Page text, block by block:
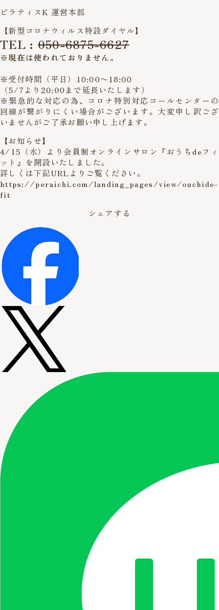
ピラティスK 運営本部
【新型コロナウィルス特設ダイヤル】
TEL :050-6875-6627
※現在は使われておりません。
※受付時間（平日）10:00〜18:00
（5/7より20:00まで延長いたします）
※緊急的な対応の為、コロナ特別対応コールセンターの
回線が繋がりにくい場合がございます。大変申し訳ござ
いませんがご了承お願い申し上げます。
【お知らせ】
4/15（水）より会員制オンラインサロン『おうちdeフィ
ット』を開設いたしました。
詳しくは下記URLよりご覧ください。
https://peraichi.com/landing_pages/view/ouchide-
fit
シェアする